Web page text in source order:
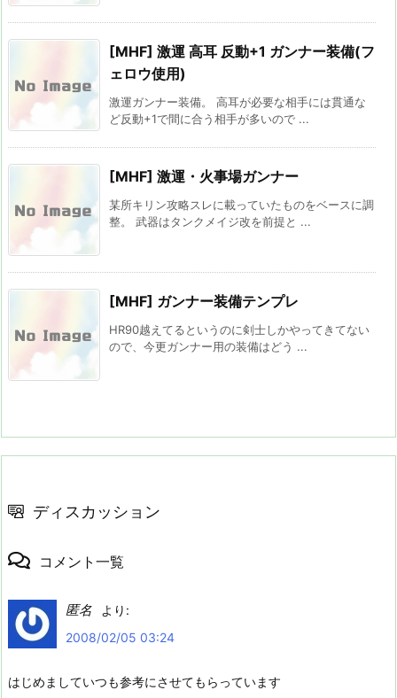
[MHF] 激運 高耳 反動+1 ガンナー装備(フ
ェロウ使用)
激運ガンナー装備。 高耳が必要な相手には貫通な
ど反動+1で間に合う相手が多いので ...
[MHF] 激運・火事場ガンナー
某所キリン攻略スレに載っていたものをベースに調
整。 武器はタンクメイジ改を前提と ...
[MHF] ガンナー装備テンプレ
HR90越えてるというのに剣士しかやってきてない
ので、今更ガンナー用の装備はどう ...
ディスカッション
コメント一覧
匿名
より:
2008/02/05 03:24
はじめましていつも参考にさせてもらっています